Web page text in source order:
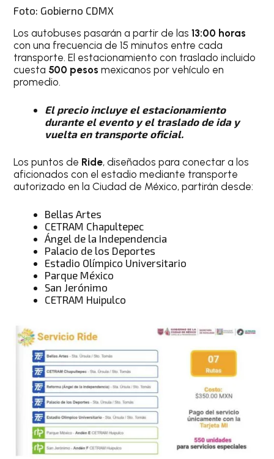
Foto: Gobierno CDMX
Los autobuses pasarán a partir de las13:00 horas
con una frecuencia de 15 minutos entre cada
transporte. El estacionamiento con traslado incluido
cuesta 500 pesos mexicanos por vehículo en
promedio.
El precio incluye el estacionamiento
durante el evento y el traslado de ida y
vuelta en transporte oficial.
Los puntos de Ride, diseñados para conectar a los
aficionados con el estadio mediante transporte
autorizado en la Ciudad de México, partirán desde:
Bellas Artes
CETRAM Chapultepec
Ángel de la Independencia
Palacio de los Deportes
Estadio Olímpico Universitario
Parque México
San Jerónimo
CETRAM Huipulco